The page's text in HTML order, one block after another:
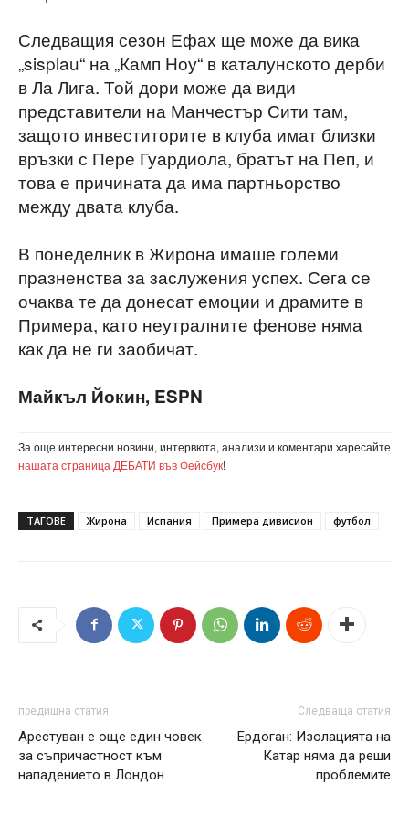
Следващия сезон Ефах ще може да вика
„sisplau“ на „Камп Ноу“ в каталунското дерби
в Ла Лига. Той дори може да види
представители на Манчестър Сити там,
защото инвеститорите в клуба имат близки
връзки с Пере Гуардиола, братът на Пеп, и
това е причината да има партньорство
между двата клуба.
В понеделник в Жирона имаше големи
празненства за заслужения успех. Сега се
очаква те да донесат емоции и драмите в
Примера, като неутралните фенове няма
как да не ги заобичат.
Майкъл Йокин, ESPN
За още интересни новини, интервюта, анализи и коментари харесайте
нашата страница ДЕБАТИ във Фейсбук!
ТАГОВЕ Жирона Испания Примера дивисион футбол
предишна статия
Арестуван е още един човек
за съпричастност към
нападението в Лондон
Следваща статия
Ердоган: Изолацията на
Катар няма да реши
проблемите